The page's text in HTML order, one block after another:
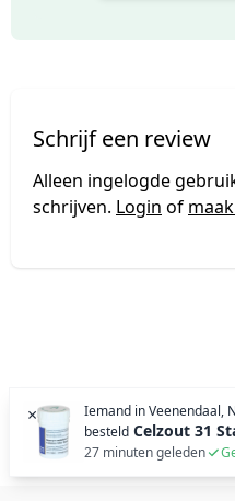
Schrijf een review
Alleen ingelogde
schrijven. Login of
× Iemand inVeenendaal,
besteld Celzout 31
27 minuten geleden